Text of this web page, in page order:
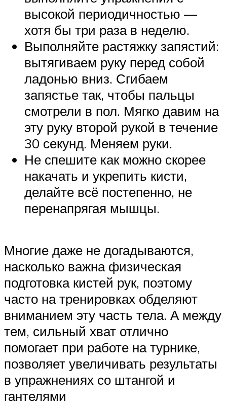
высокой периодичностью —
хотя бы три раза в неделю.
Выполняйте растяжку запястий:
вытягиваем руку перед собой
ладонью вниз. Сгибаем
запястье так, чтобы пальцы
смотрели в пол. Мягко давим на
эту руку второй рукой в течение
30 секунд. Меняем руки.
Не спешите как можно скорее
накачать и укрепить кисти,
делайте всё постепенно, не
перенапрягая мышцы.
Многие даже не догадываются,
насколько важна физическая
подготовка кистей рук, поэтому
часто на тренировках обделяют
вниманием эту часть тела. А между
тем, сильный хват отлично
помогает при работе на турнике,
позволяет увеличивать результаты
в упражнениях со штангой и
гантелями